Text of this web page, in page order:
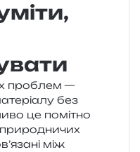
про­блем —
без
це помі­тно
при­ро­дни­чих
між